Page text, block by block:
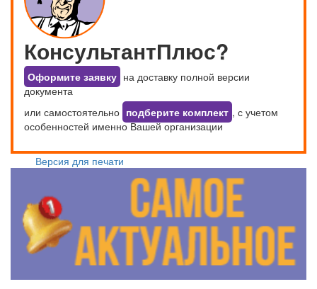
КонсультантПлюс?
Оформите заявку на доставку полной версии
документа
или самостоятельно подберите комплект , с учетом
особенностей именно Вашей организации
Версия для печати